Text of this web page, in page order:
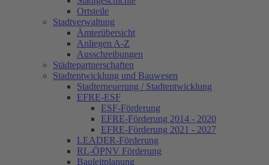
Ortsteile
Stadtverwaltung
Ämterübersicht
Anliegen A-Z
Ausschreibungen
Städtepartnerschaften
Stadtentwicklung und Bauwesen
Stadterneuerung / Stadtentwicklung
EFRE-ESF
ESF-Förderung
EFRE-Förderung 2014 - 2020
EFRE-Förderung 2021 - 2027
LEADER-Förderung
RL-ÖPNV Förderung
Bauleitplanung